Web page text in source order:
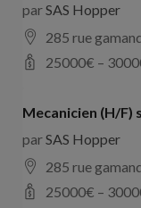
parSAS Hopper
285 rue
25000€ –
Mecanicien (H/F)
parSAS Hopper
285 rue
25000€ –